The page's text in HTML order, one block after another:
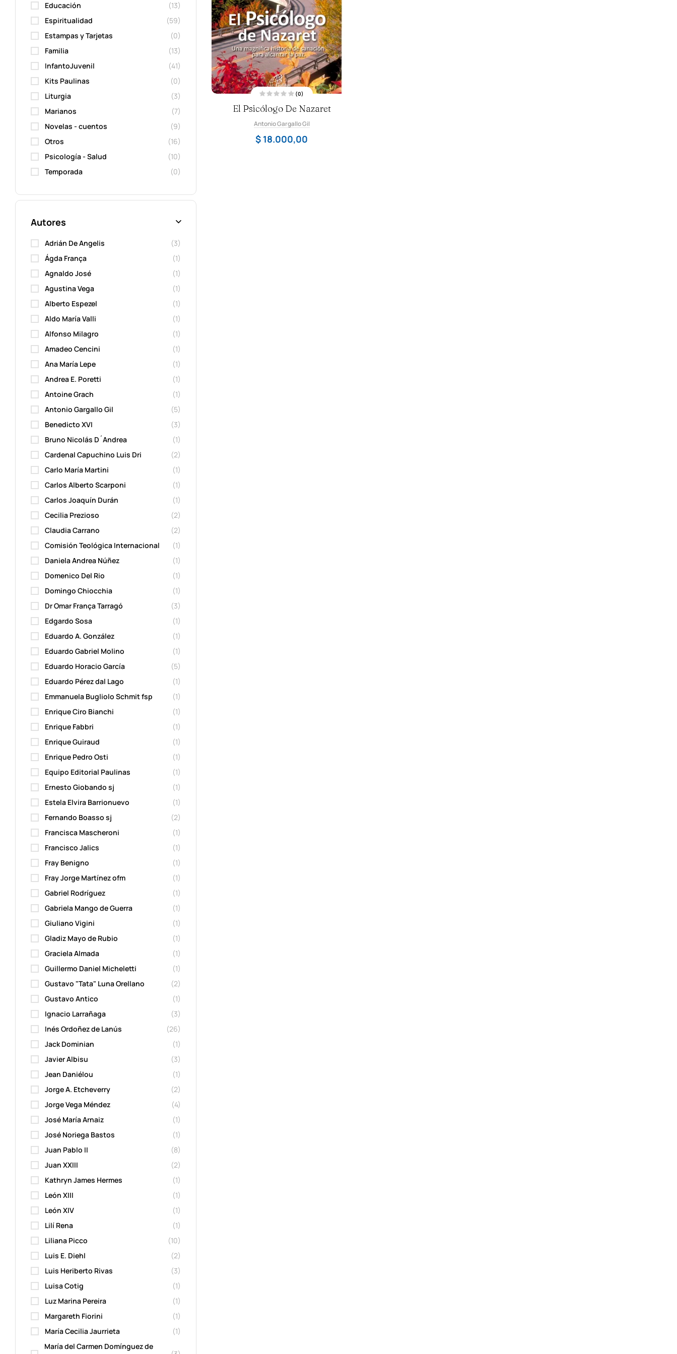
a
l
r
a
d
o
(0)
El Psicólogo De Nazaret
Antonio Gargallo Gil
$ 18.000,00
Educación
(13)
Espiritualidad
(59)
Estampas y Tarjetas
(0)
Familia
(13)
InfantoJuvenil
(41)
Kits Paulinas
(0)
Liturgia
(3)
Marianos
(7)
Novelas - cuentos
(9)
Otros
(16)
Psicología - Salud
(10)
Temporada
(0)
Autores
Adrián De Angelis
(3)
Ágda França
(1)
Agnaldo José
(1)
Agustina Vega
(1)
Alberto Espezel
(1)
Aldo María Valli
(1)
Alfonso Milagro
(1)
Amadeo Cencini
(1)
Ana María Lepe
(1)
Andrea E. Poretti
(1)
Antoine Grach
(1)
Antonio Gargallo Gil
(5)
Benedicto XVI
(3)
Bruno Nicolás D´Andrea
(1)
Cardenal Capuchino Luis Dri
(2)
Carlo María Martini
(1)
Carlos Alberto Scarponi
(1)
Carlos Joaquín Durán
(1)
Cecilia Prezioso
(2)
Claudia Carrano
(2)
Comisión Teológica Internacional
(1)
Daniela Andrea Núñez
(1)
Domenico Del Rio
(1)
Domingo Chiocchia
(1)
Dr Omar França Tarragó
(3)
Edgardo Sosa
(1)
Eduardo A. González
(1)
Eduardo Gabriel Molino
(1)
Eduardo Horacio García
(5)
Eduardo Pérez dal Lago
(1)
Emmanuela Bugliolo Schmit fsp
(1)
Enrique Ciro Bianchi
(1)
Enrique Fabbri
(1)
Enrique Guiraud
(1)
Enrique Pedro Osti
(1)
Equipo Editorial Paulinas
(1)
Ernesto Giobando sj
(1)
Estela Elvira Barrionuevo
(1)
Fernando Boasso sj
(2)
Francisca Mascheroni
(1)
Francisco Jalics
(1)
Fray Benigno
(1)
Fray Jorge Martínez ofm
(1)
Gabriel Rodríguez
(1)
Gabriela Mango de Guerra
(1)
Giuliano Vigini
(1)
Gladiz Mayo de Rubio
(1)
Graciela Almada
(1)
Guillermo Daniel Micheletti
(1)
Gustavo "Tata" Luna Orellano
(2)
Gustavo Antico
(1)
Ignacio Larrañaga
(3)
Inés Ordoñez de Lanús
(26)
Jack Dominian
(1)
Javier Albisu
(3)
Jean Daniélou
(1)
Jorge A. Etcheverry
(2)
Jorge Vega Méndez
(4)
José María Arnaiz
(1)
José Noriega Bastos
(1)
Juan Pablo II
(8)
Juan XXIII
(2)
Kathryn James Hermes
(1)
León XIII
(1)
León XIV
(1)
Lilí Rena
(1)
Liliana Picco
(10)
Luis E. Diehl
(2)
Luis Heriberto Rivas
(3)
Luisa Cotig
(1)
Luz Marina Pereira
(1)
Margareth Fiorini
(1)
María Cecilia Jaurrieta
(1)
María del Carmen Domínguez de